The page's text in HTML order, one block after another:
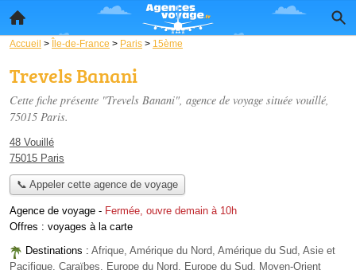
Accueil > Île-de-France > Paris > 15ème
Trevels Banani
Cette fiche présente "Trevels Banani", agence de voyage située vouillé,
75015 Paris.
48 Vouillé
75015 Paris
📞 Appeler cette agence de voyage
Agence de voyage - Fermée, ouvre demain à 10h
Offres : voyages à la carte
Destinations : Afrique, Amérique du Nord, Amérique du Sud, Asie et
Pacifique, Caraïbes, Europe du Nord, Europe du Sud, Moyen-Orient